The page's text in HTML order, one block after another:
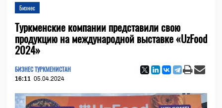
Бизнес
Туркменские компании представили свою
продукцию на международной выставке «UzFood
2024»
БИЗНЕС ТУРКМЕНИСТАН
16:11 05.04.2024